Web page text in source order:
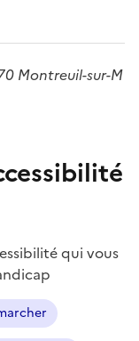
Montreuil-sur-M
qui vous